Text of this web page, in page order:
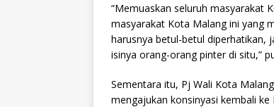
“Memuaskan seluruh masyarakat
masyarakat Kota Malang ini yang
harusnya betul-betul diperhatikan,
isinya orang-orang pinter di situ,”
Sementara itu, Pj Wali Kota
mengajukan konsinyasi kembali